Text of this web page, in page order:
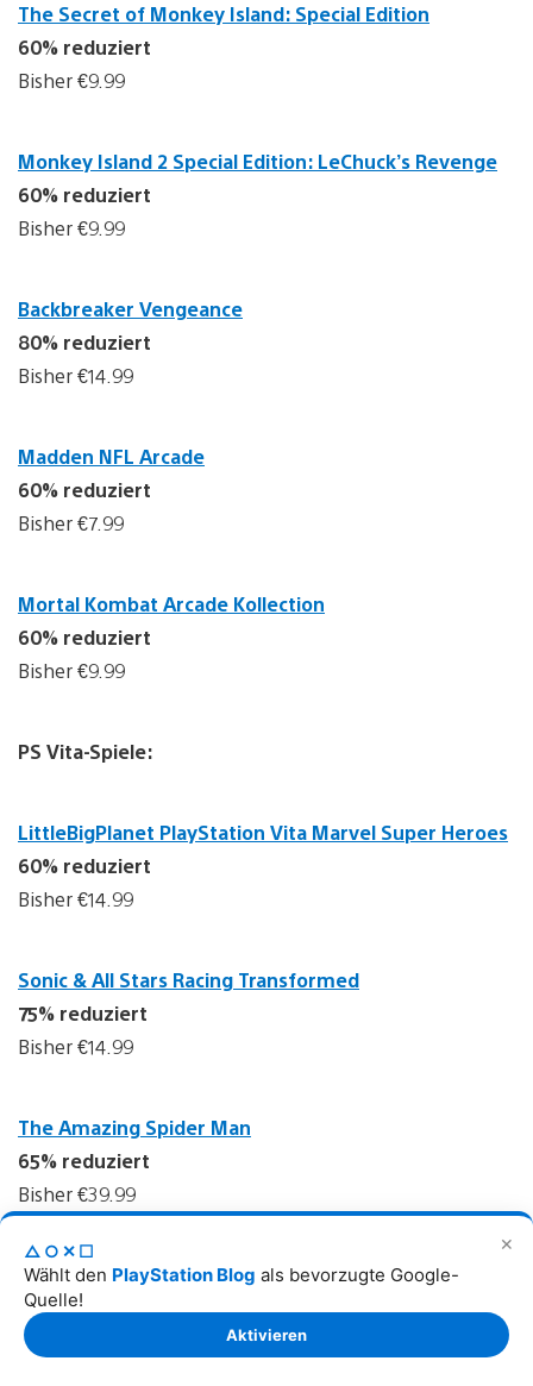
The Secret of Monkey Island: Special Edition
60% reduziert
Bisher €9.99
Monkey Island 2 Special Edition: LeChuck’s Revenge
60% reduziert
Bisher €9.99
Backbreaker Vengeance
80% reduziert
Bisher €14.99
Madden NFL Arcade
60% reduziert
Bisher €7.99
Mortal Kombat Arcade Kollection
60% reduziert
Bisher €9.99
PS Vita-Spiele:
LittleBigPlanet PlayStation Vita Marvel Super Heroes
60% reduziert
Bisher €14.99
Sonic & All Stars Racing Transformed
75% reduziert
Bisher €14.99
The Amazing Spider Man
65% reduziert
Bisher €39.99
Blazblue Continuum Shift Extend
70% reduziert
Bisher €24.99
✕
△○✕☐
Wählt den PlayStation Blog als bevorzugte Google-
Quelle!
Aktivieren